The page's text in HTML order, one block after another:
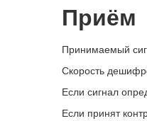
Приём
Принимаемый
Скорость
Если сигнал
Если принят